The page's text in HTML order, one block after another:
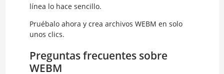
línea lo hace sencillo.
Pruébalo ahora y crea archivos WEBM en solo
unos clics.
Preguntas frecuentes sobre
WEBM